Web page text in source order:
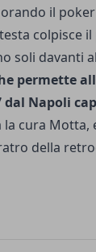
il
colpisce il
soli davanti
permette
dal Napoli
cura Motta,
della